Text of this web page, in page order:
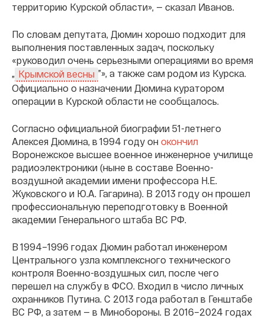
территорию Курской области», — сказал Иванов.
По словам депутата, Дюмин хорошо подходит для
выполнения поставленных задач, поскольку
«руководил очень серьезными операциями во время
„ Крымской весны ”», а также сам родом из Курска.
Официально о назначении Дюмина куратором
операции в Курской области не сообщалось.
Согласно официальной биографии 51-летнего
Алексея Дюмина, в 1994 году он окончил
Воронежское высшее военное инженерное училище
радиоэлектроники (ныне в составе Военно-
воздушной академии имени профессора Н.Е.
Жуковского и Ю.А. Гагарина). В 2013 году он прошел
профессиональную переподготовку в Военной
академии Генерального штаба ВС РФ.
В 1994–1996 годах Дюмин работал инженером
Центрального узла комплексного технического
контроля Военно-воздушных сил, после чего
перешел на службу в ФСО. Входил в число личных
охранников Путина. С 2013 года работал в Генштабе
ВС РФ, а затем — в Минобороны. В 2016–2024 годах